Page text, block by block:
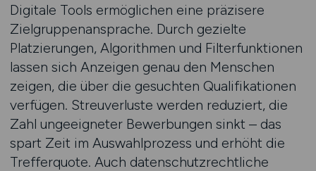
Digitale Tools ermöglichen eine präzisere
Zielgruppenansprache. Durch gezielte
Platzierungen, Algorithmen und Filterfunktionen
lassen sich Anzeigen genau den Menschen
zeigen, die über die gesuchten Qualifikationen
verfügen. Streuverluste werden reduziert, die
Zahl ungeeigneter Bewerbungen sinkt – das
spart Zeit im Auswahlprozess und erhöht die
Trefferquote. Auch datenschutzrechtliche